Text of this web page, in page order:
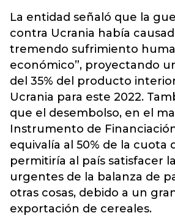
La entidad señaló que la
contra Ucrania había
tremendo sufrimiento
económico”, proyectando
del 35% del producto
Ucrania para este 2022.
que el desembolso, en el
Instrumento de
equivalía al 50% de la cuota
permitiría al país satisfacer
urgentes de la balanza de
otras cosas, debido a un
exportación de cereales.